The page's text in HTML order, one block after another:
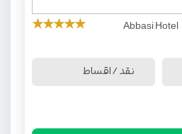
Abbasi Hotel
★
★
★
★
★
نقد / اقساط